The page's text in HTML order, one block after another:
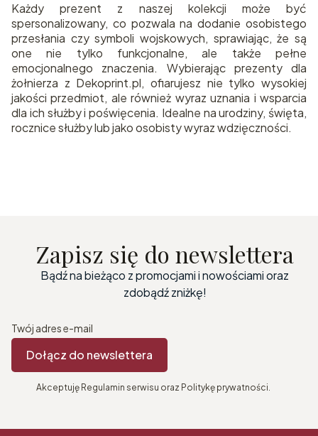
Każdy prezent z naszej kolekcji może być
spersonalizowany, co pozwala na dodanie osobistego
przesłania czy symboli wojskowych, sprawiając, że są
one nie tylko funkcjonalne, ale także pełne
emocjonalnego znaczenia. Wybierając prezenty dla
żołnierza z Dekoprint.pl, ofiarujesz nie tylko wysokiej
jakości przedmiot, ale również wyraz uznania i wsparcia
dla ich służby i poświęcenia. Idealne na urodziny, święta,
rocznice służby lub jako osobisty wyraz wdzięczności.
Zapisz się do newslettera
Bądź na bieżąco z promocjami i nowościami oraz
zdobądź zniżkę!
Twój adres e-mail
Dołącz do newslettera
Akceptuję Regulamin serwisu oraz Politykę prywatności.